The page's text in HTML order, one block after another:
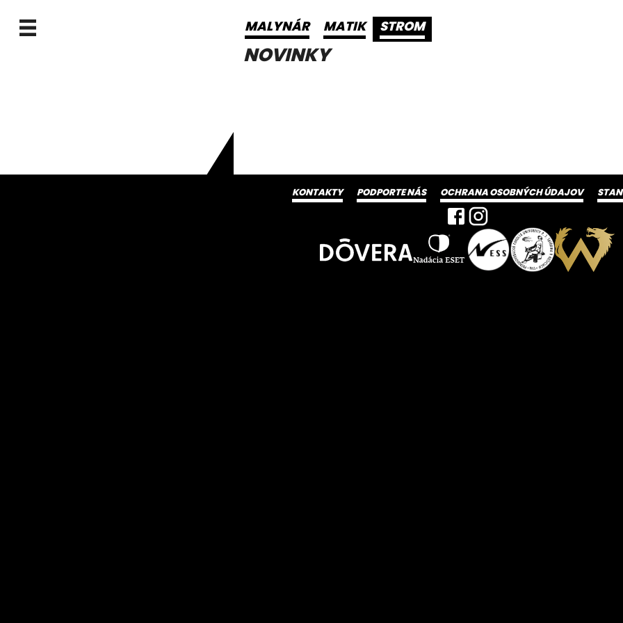
MALYNÁR MATIK STROM
NOVINKY
KONTAKTY PODPORTE NÁS OCHRANA OSOBNÝCH ÚDAJOV